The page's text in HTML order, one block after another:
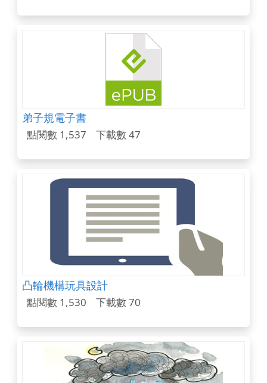
弟子規電子書
點閱數 1,537 下載數 47
凸輪機構玩具設計
點閱數 1,530 下載數 70